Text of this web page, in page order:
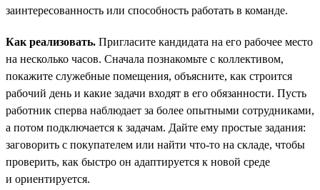
заинтересованность или способность работать в команде.
Как реализовать. Пригласите кандидата на его рабочее место
на несколько часов. Сначала познакомьте с коллективом,
покажите служебные помещения, объясните, как строится
рабочий день и какие задачи входят в его обязанности. Пусть
работник сперва наблюдает за более опытными сотрудниками,
а потом подключается к задачам. Дайте ему простые задания:
заговорить с покупателем или найти что-то на складе, чтобы
проверить, как быстро он адаптируется к новой среде
и ориентируется.